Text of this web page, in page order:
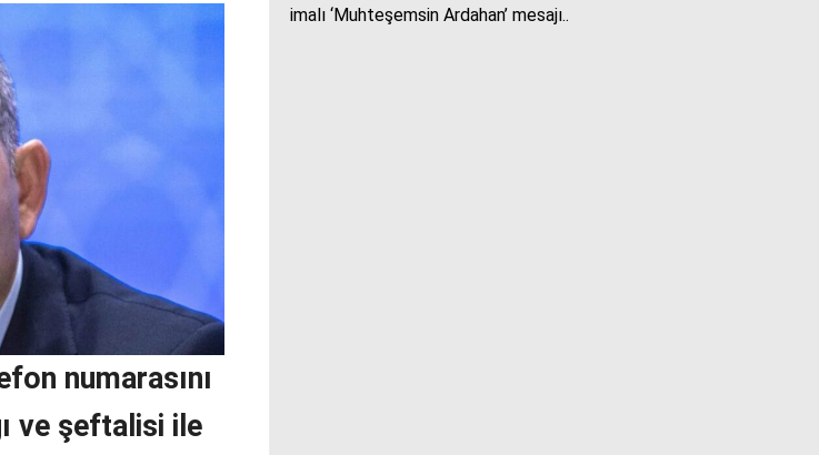
numarasını
ve şeftalisi ile
imalı ‘Muhteşemsin Ardahan’ mesajı..